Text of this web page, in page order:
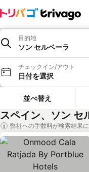
目的地
ソン セルベーラ
チェックイン/アウト
日付を選択
並べ替え
スペイン、ソン セ
弊社への手数料が検索結果